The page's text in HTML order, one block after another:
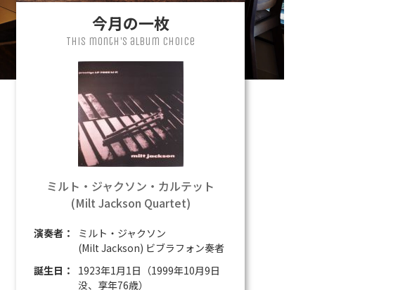
今月の一枚
This month's album choice
ミルト・ジャクソン・カルテット
(Milt Jackson Quartet)
演奏者：
ミルト・ジャクソン
(Milt Jackson) ビブラフォン奏者
誕生日：
1923年1月1日（1999年10月9日
没、享年76歳）